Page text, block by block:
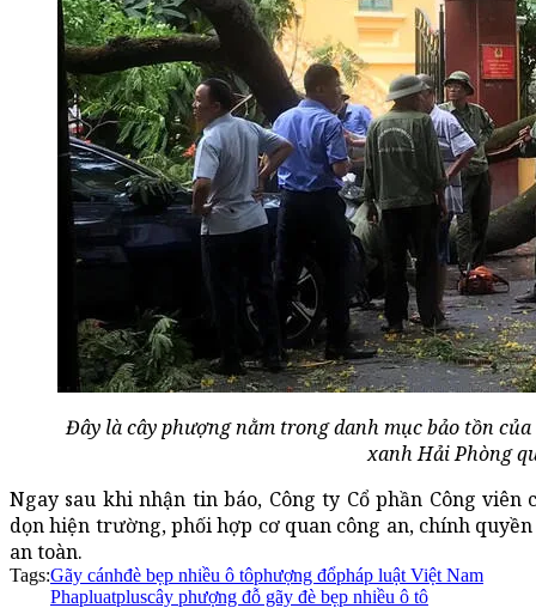
Đây là cây phượng nằm trong danh mục bảo tồn của
xanh Hải Phòng
Ngay sau khi nhận tin báo, Công ty Cổ phần Công
dọn hiện trường, phối hợp cơ quan công an, chính
an toàn.
Tags:Gãy cánhđè bẹp nhiều ô tôphượng đổpháp luật Việt Nam
Phapluatpluscây phượng đỗ gãy đè bẹp nhiều ô tô